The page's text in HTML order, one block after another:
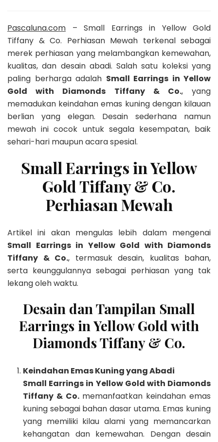
Pascaluna.com – Small Earrings in Yellow Gold
Tiffany & Co. Perhiasan Mewah terkenal sebagai
merek perhiasan yang melambangkan kemewahan,
kualitas, dan desain abadi. Salah satu koleksi yang
paling berharga adalah Small Earrings in Yellow
Gold with Diamonds Tiffany & Co., yang
memadukan keindahan emas kuning dengan kilauan
berlian yang elegan. Desain sederhana namun
mewah ini cocok untuk segala kesempatan, baik
sehari-hari maupun acara spesial.
Small Earrings in Yellow
Gold Tiffany & Co.
Perhiasan Mewah
Artikel ini akan mengulas lebih dalam mengenai
Small Earrings in Yellow Gold with Diamonds
Tiffany & Co., termasuk desain, kualitas bahan,
serta keunggulannya sebagai perhiasan yang tak
lekang oleh waktu.
Desain dan Tampilan Small
Earrings in Yellow Gold with
Diamonds Tiffany & Co.
Keindahan Emas Kuning yang Abadi
Small Earrings in Yellow Gold with Diamonds
Tiffany & Co.memanfaatkan keindahan emas
kuning sebagai bahan dasar utama. Emas kuning
yang memiliki kilau alami yang memancarkan
kehangatan dan kemewahan. Dengan desain